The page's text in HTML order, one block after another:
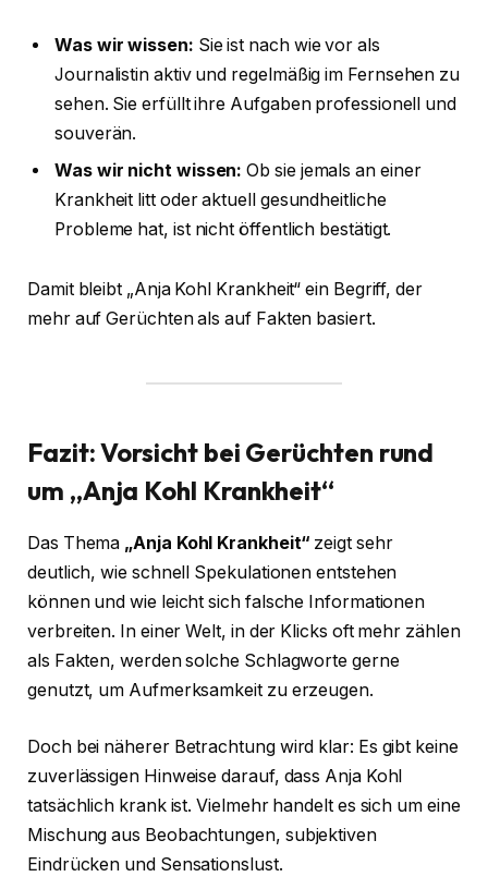
Was wir wissen: Sie ist nach wie vor als
Journalistin aktiv und regelmäßig im Fernsehen zu
sehen. Sie erfüllt ihre Aufgaben professionell und
souverän.
Was wir nicht wissen: Ob sie jemals an einer
Krankheit litt oder aktuell gesundheitliche
Probleme hat, ist nicht öffentlich bestätigt.
Damit bleibt „Anja Kohl Krankheit“ ein Begriff, der
mehr auf Gerüchten als auf Fakten basiert.
Fazit: Vorsicht bei Gerüchten rund
um „Anja Kohl Krankheit“
Das Thema „Anja Kohl Krankheit“ zeigt sehr
deutlich, wie schnell Spekulationen entstehen
können und wie leicht sich falsche Informationen
verbreiten. In einer Welt, in der Klicks oft mehr zählen
als Fakten, werden solche Schlagworte gerne
genutzt, um Aufmerksamkeit zu erzeugen.
Doch bei näherer Betrachtung wird klar: Es gibt keine
zuverlässigen Hinweise darauf, dass Anja Kohl
tatsächlich krank ist. Vielmehr handelt es sich um eine
Mischung aus Beobachtungen, subjektiven
Eindrücken und Sensationslust.